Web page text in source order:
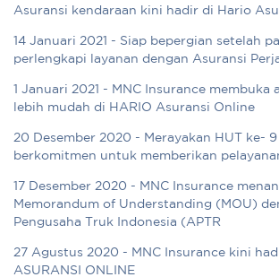
Asuransi kendaraan kini hadir di Hario
14 Januari 2021 - Siap bepergian setelah
perlengkapi layanan dengan Asuransi
1 Januari 2021 - MNC Insurance membuka
lebih mudah di HARIO Asuransi Online
20 Desember 2020 - Merayakan HUT ke-
berkomitmen untuk memberikan
17 Desember 2020 - MNC Insurance
Memorandum of Understanding (MOU)
Pengusaha Truk Indonesia (APTR
27 Agustus 2020 - MNC Insurance kini
ASURANSI ONLINE